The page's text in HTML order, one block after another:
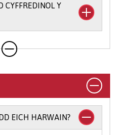
CYFFREDINOL Y
i chi o ran bodloni
ac yr ydym yn derbyn
yn derbyn cyfuniadau o
(gweler y cyrsiau
am gymwysterau
EICH HARWAIN?